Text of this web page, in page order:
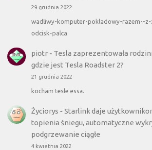
29 grudnia 2022
wadliwy-komputer-pokladowy-razem--z-
odcisk-palca
piotr- Tesla zaprezentowała
gdzie jest Tesla Roadster 2?
21 grudnia 2022
kocham tesle essa.
Życiorys - Starlink daje
topienia śniegu, automatyczne
podgrzewanie ciągłe
4 kwietnia 2022